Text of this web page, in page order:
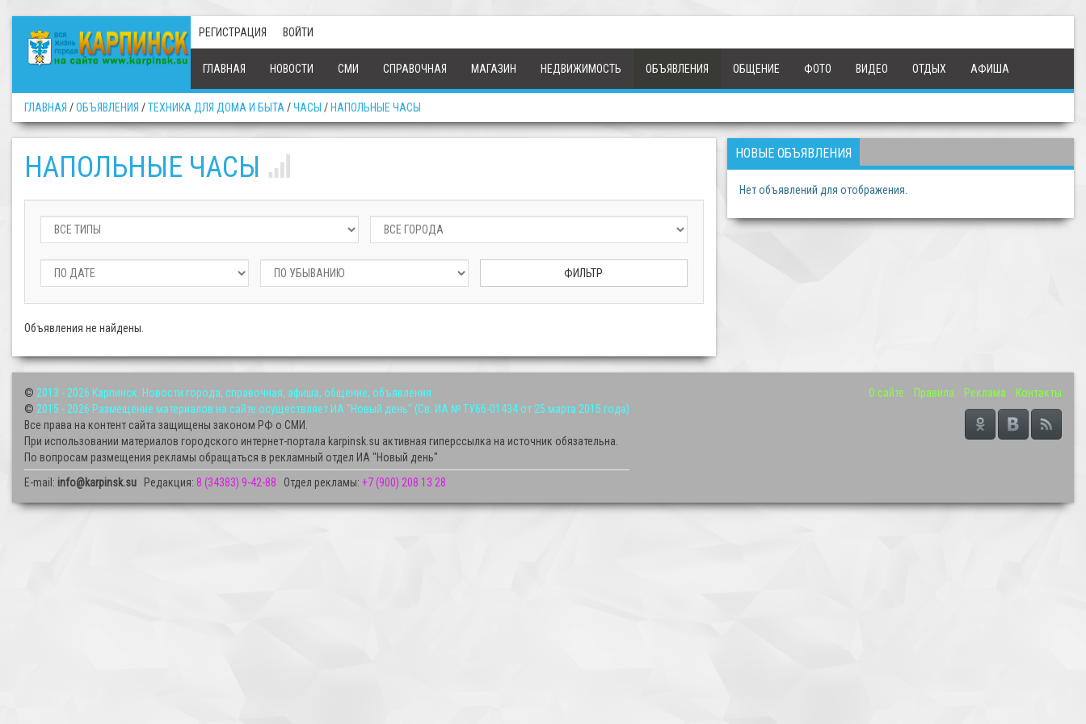
РЕГИСТРАЦИЯ ВОЙТИ
ГЛАВНАЯ НОВОСТИ СМИ СПРАВОЧНАЯ МАГАЗИН НЕДВИЖИМОСТЬ ОБЪЯВЛЕНИЯ ОБЩЕНИЕ ФОТО ВИДЕО ОТДЫХ АФИША
ГЛАВНАЯ /ОБЪЯВЛЕНИЯ /ТЕХНИКА ДЛЯ ДОМА И БЫТА /ЧАСЫ / НАПОЛЬНЫЕ ЧАСЫ
НАПОЛЬНЫЕ ЧАСЫ
Объявления не найдены.
НОВЫЕ ОБЪЯВЛЕНИЯ
Нет объявлений для отображения.
© 2013 - 2026 Карпинск. Новости города, справочная, афиша, общение, объявления
© 2015 - 2026 Размещение материалов на сайте осуществляет ИА "Новый день" (Св. ИА № ТУ66-01434 от 25 марта 2015 года)
Все права на контент сайта защищены законом РФ о СМИ.
При использовании материалов городского интернет-портала karpinsk.su активная гиперссылка на источник обязательна.
По вопросам размещения рекламы обращаться в рекламный отдел ИА "Новый день"
E-mail: info@karpinsk.su Редакция: 8 (34383) 9-42-88 Отдел рекламы: +7 (900) 208 13 28
О сайте Правила Реклама Контакты